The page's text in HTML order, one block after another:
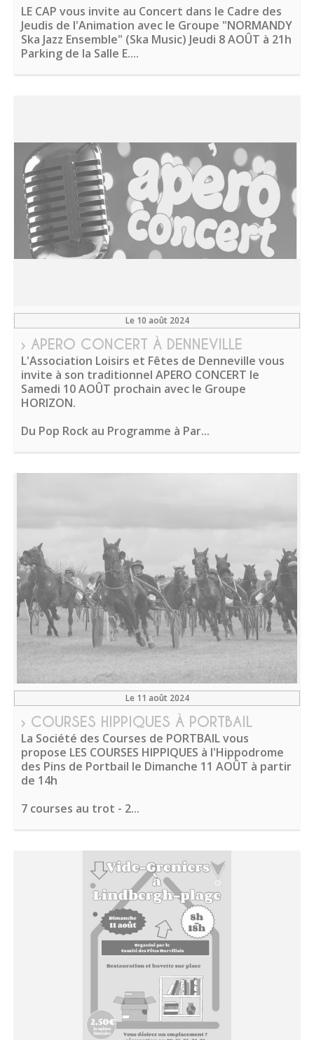
LE CAP vous invite au Concert dans le Cadre des
Jeudis de l'Animation avec le Groupe "NORMANDY
Ska Jazz Ensemble" (Ska Music) Jeudi 8 AOÛT à 21h
Parking de la Salle E....
Le 10 août 2024
› APERO CONCERT À DENNEVILLE
L'Association Loisirs et Fêtes de Denneville vous
invite à son traditionnel APERO CONCERT le
Samedi 10 AOÛT prochain avec le Groupe
HORIZON.
Du Pop Rock au Programme à Par...
Le 11 août 2024
› COURSES HIPPIQUES À PORTBAIL
La Société des Courses de PORTBAIL vous
propose LES COURSES HIPPIQUES à l'Hippodrome
des Pins de Portbail le Dimanche 11 AOÛT à partir
de 14h
7 courses au trot - 2...